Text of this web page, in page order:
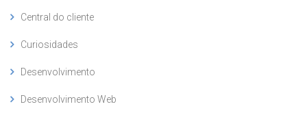
Central do cliente
Curiosidades
Desenvolvimento
Desenvolvimento Web